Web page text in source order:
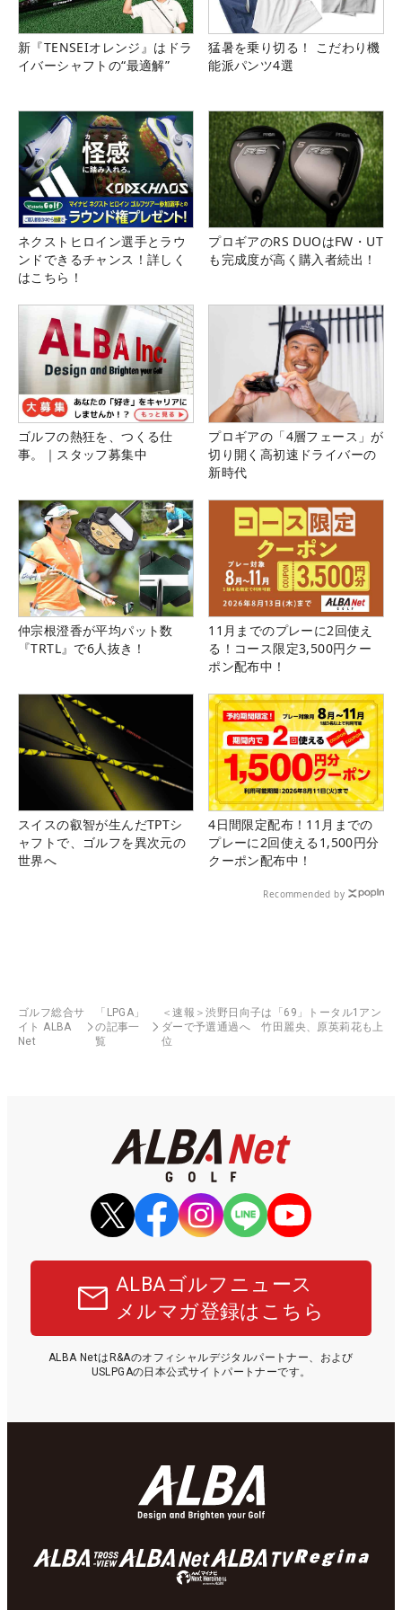
新『TENSEIオレンジ』はドラ
イバーシャフトの“最適解”
猛暑を乗り切る！ こだわり機
能派パンツ4選
ネクストヒロイン選手とラウ
ンドできるチャンス！詳しく
はこちら！
プロギアのRS DUOはFW・UT
も完成度が高く購入者続出！
ゴルフの熱狂を、つくる仕
事。｜スタッフ募集中
プロギアの「4層フェース」が
切り開く高初速ドライバーの
新時代
仲宗根澄香が平均パット数
『TRTL』で6人抜き！
11月までのプレーに2回使え
る！コース限定3,500円クー
ポン配布中！
スイスの叡智が生んだTPTシ
ャフトで、ゴルフを異次元の
世界へ
4日間限定配布！11月までの
プレーに2回使える1,500円分
クーポン配布中！
Recommended by
ゴルフ総合サ
イト ALBA
Net
「LPGA」
の記事一
覧
＜速報＞渋野日向子は「69」トータル1アン
ダーで予選通過へ 竹田麗央、原英莉花も上
位
ALBAゴルフニュース
メルマガ登録はこちら
ALBA NetはR&Aのオフィシャルデジタルパートナー、および
USLPGAの日本公式サイトパートナーです。